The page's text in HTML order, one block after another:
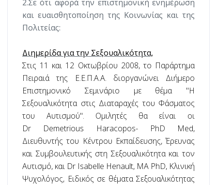
2.Σε ότι αφορά την επιστημονική ενημέρωση
και ευαισθητοποίηση της Κοινωνίας και της
Πολιτείας:
Διημερίδα για την Σεξουαλικότητα,
Στις 11 και 12 Οκτωβρίου 2008, το Παράρτημα
Πειραιά της Ε.Ε.Π.Α.Α. διοργανώνει Διήμερο
Επιστημονικό Σεμινάριο με θέμα "Η
Σεξουαλικότητα στις Διαταραχές του Φάσματος
του Αυτισμού". Ομιλητές θα είναι οι
Dr
Demetrious Haracopos- PhD Med,
Διευθυντής του Κέντρου Εκπαίδευσης, Έρευνας
και Συμβουλευτικής στη Σεξουαλικότητα και τον
Αυτισμό, και Dr Isabelle Henault, MA PhD, Κλινική
Ψυχολόγος, Ειδικός σε θέματα Σεξουαλικότητας